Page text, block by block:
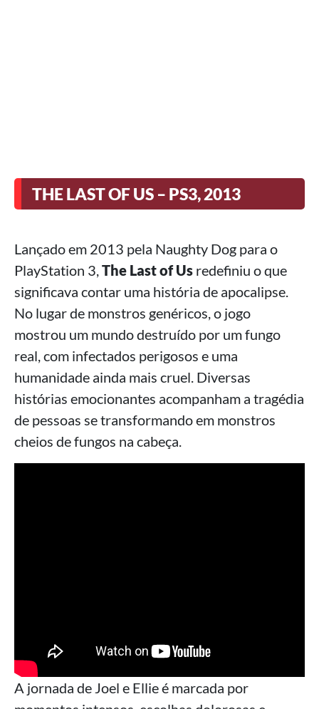
THE LAST OF US – PS3, 2013
Lançado em 2013 pela Naughty Dog para o
PlayStation 3,The Last of Us redefiniu o que
significava contar uma história de apocalipse.
No lugar de monstros genéricos, o jogo
mostrou um mundo destruído por um fungo
real, com infectados perigosos e uma
humanidade ainda mais cruel. Diversas
histórias emocionantes acompanham a tragédia
de pessoas se transformando em monstros
cheios de fungos na cabeça.
A jornada de Joel e Ellie é marcada por